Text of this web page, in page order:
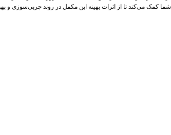
شما کمک می‌کند تا از اثرات بهینه این مکمل در روند چربی‌سوزی و